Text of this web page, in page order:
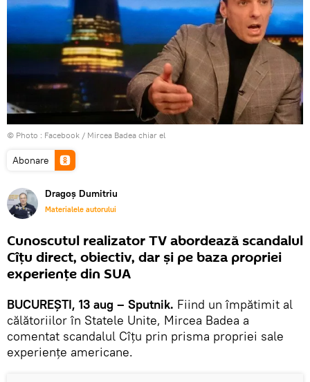
© Photo : Facebook / Mircea Badea chiar el
Abonare
Dragoș Dumitriu
Materialele autorului
Cunoscutul realizator TV abordează scandalul
Cîțu direct, obiectiv, dar și pe baza propriei
experiențe din SUA
BUCUREȘTI, 13 aug – Sputnik. Fiind un împătimit al
călătoriilor în Statele Unite, Mircea Badea a
comentat scandalul Cîțu prin prisma propriei sale
experiențe americane.